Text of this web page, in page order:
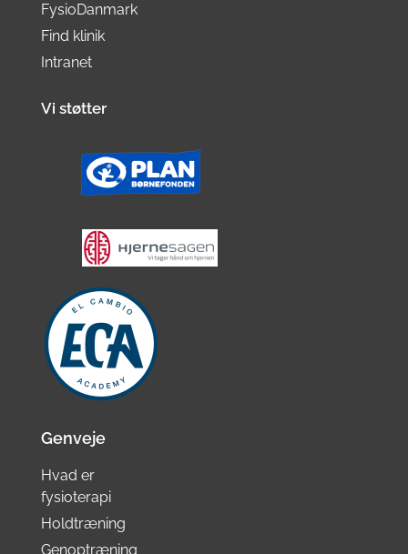
FysioDanmark
Find klinik
Intranet
Vi støtter
Genveje
Hvad er
fysioterapi
Holdtræning
Genoptræning